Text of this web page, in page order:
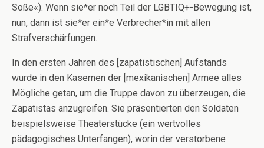
Soße«). Wenn sie*er noch Teil der LGBTIQ+-Bewegung ist,
nun, dann ist sie*er ein*e Verbrecher*in mit allen
Strafverschärfungen.
In den ersten Jahren des [zapatistischen] Aufstands
wurde in den Kasernen der [mexikanischen] Armee alles
Mögliche getan, um die Truppe davon zu überzeugen, die
Zapatistas anzugreifen. Sie präsentierten den Soldaten
beispielsweise Theaterstücke (ein wertvolles
pädagogisches Unterfangen), worin der verstorbene